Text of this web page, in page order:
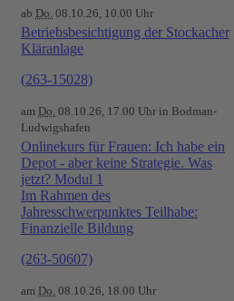
ab Do. 08.10.26, 10.00 Uhr
Betriebsbesichtigung der Stockacher
Kläranlage
(263-15028)
am Do. 08.10.26, 17.00 Uhr in Bodman-
Ludwigshafen
Onlinekurs für Frauen: Ich habe ein
Depot - aber keine Strategie. Was
jetzt? Modul 1
Im Rahmen des
Jahresschwerpunktes Teilhabe:
Finanzielle Bildung
(263-50607)
am Do. 08.10.26, 18.00 Uhr